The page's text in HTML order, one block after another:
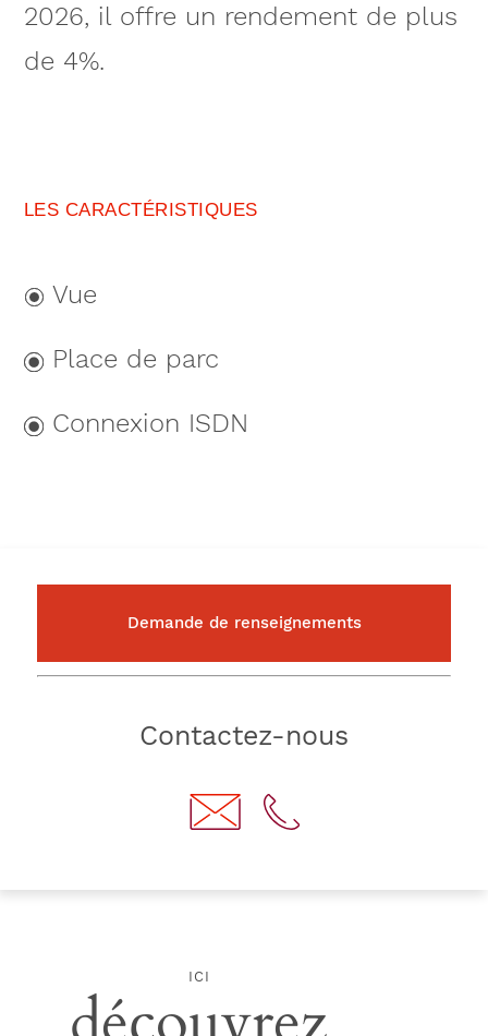
2026, il offre un rendement de plus
de 4%.
LES CARACTÉRISTIQUES
Vue
Place de parc
Connexion ISDN
Demande de renseignements
Contactez-nous
ICI